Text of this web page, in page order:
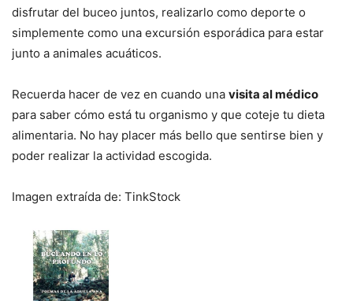
disfrutar del buceo juntos, realizarlo como deporte o
simplemente como una excursión esporádica para estar
junto a animales acuáticos.
Recuerda hacer de vez en cuando una visita al médico
para saber cómo está tu organismo y que coteje tu dieta
alimentaria. No hay placer más bello que sentirse bien y
poder realizar la actividad escogida.
Imagen extraída de: TinkStock